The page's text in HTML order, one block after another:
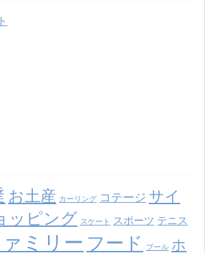
お土産 カーリング コテージ サイ
ッピング スケート スポーツ テニス
ミリー フード プール ホ